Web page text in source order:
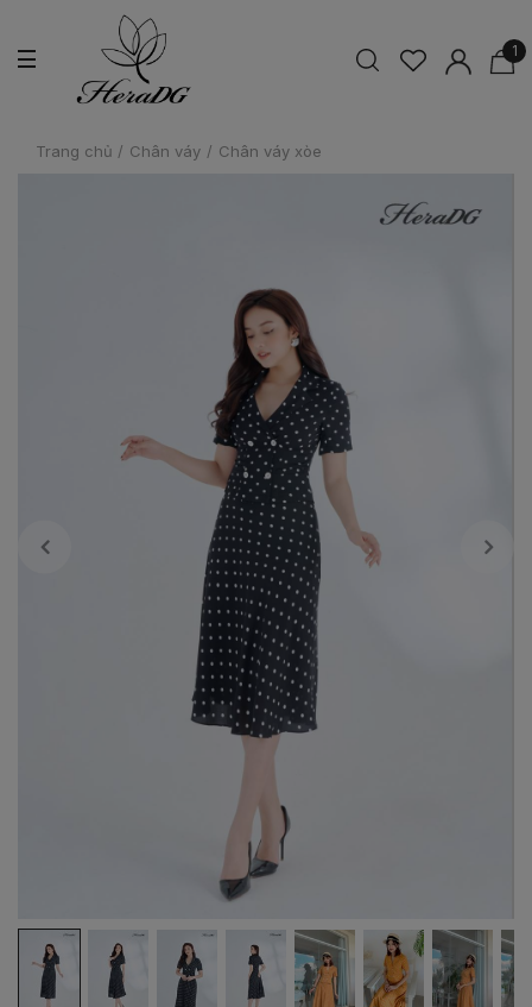
1
Trang chủ / Chân váy / Chân váy xòe